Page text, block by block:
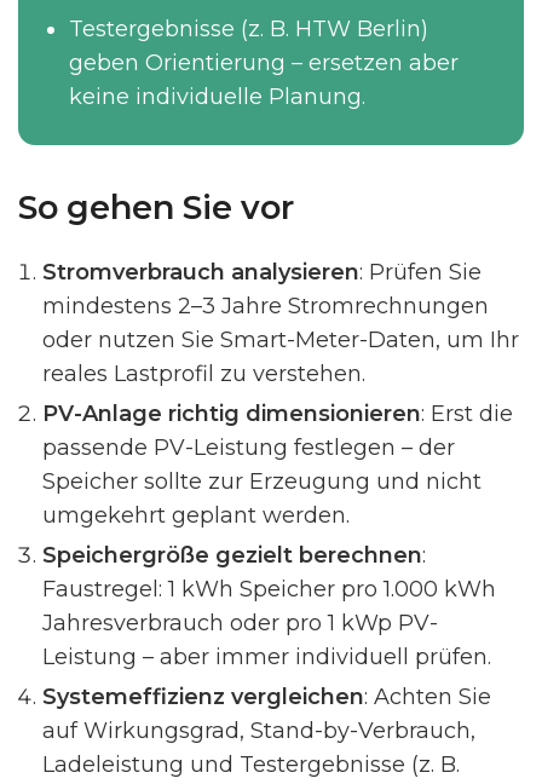
Testergebnisse (z. B. HTW Berlin)
geben Orientierung – ersetzen aber
keine individuelle Planung.
So gehen Sie vor
Stromverbrauch analysieren: Prüfen Sie
mindestens 2–3 Jahre Stromrechnungen
oder nutzen Sie Smart-Meter-Daten, um Ihr
reales Lastprofil zu verstehen.
PV-Anlage richtig dimensionieren: Erst die
passende PV-Leistung festlegen – der
Speicher sollte zur Erzeugung und nicht
umgekehrt geplant werden.
Speichergröße gezielt berechnen:
Faustregel: 1 kWh Speicher pro 1.000 kWh
Jahresverbrauch oder pro 1 kWp PV-
Leistung – aber immer individuell prüfen.
Systemeffizienz vergleichen: Achten Sie
auf Wirkungsgrad, Stand-by-Verbrauch,
Ladeleistung und Testergebnisse (z. B.